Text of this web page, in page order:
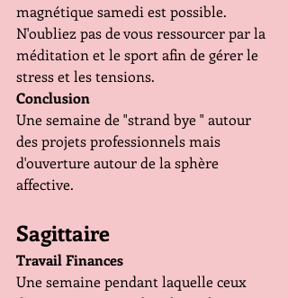
magnétique samedi est possible.
N'oubliez pas de vous ressourcer par la
méditation et le sport afin de gérer le
stress et les tensions.
Conclusion
Une semaine de "strand bye " autour
des projets professionnels mais
d'ouverture autour de la sphère
affective.
Sagittaire
Travail Finances
Une semaine pendant laquelle ceux